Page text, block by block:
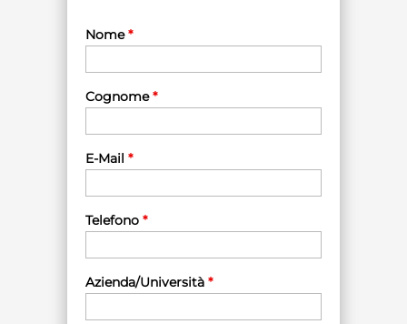
Nome*
Cognome*
E-Mail *
Telefono *
Azienda/Università *